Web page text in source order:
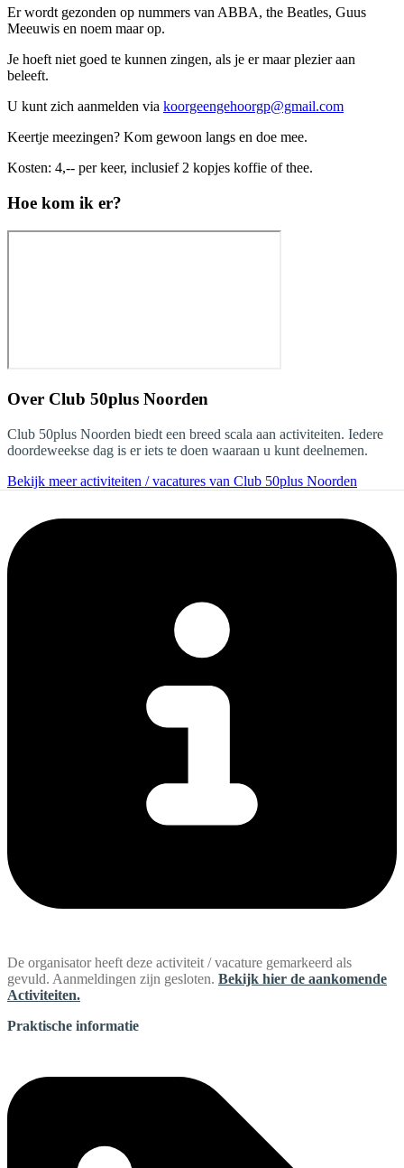
Er wordt gezonden op nummers van ABBA, the Beatles, Guus
Meeuwis en noem maar op.
Je hoeft niet goed te kunnen zingen, als je er maar plezier aan
beleeft.
U kunt zich aanmelden via koorgeengehoorgp@gmail.com
Keertje meezingen? Kom gewoon langs en doe mee.
Kosten: 4,-- per keer, inclusief 2 kopjes koffie of thee.
Hoe kom ik er?
Over Club 50plus Noorden
Club 50plus Noorden biedt een breed scala aan activiteiten. Iedere
doordeweekse dag is er iets te doen waaraan u kunt deelnemen.
Bekijk meer activiteiten / vacatures van Club 50plus Noorden
De organisator heeft deze activiteit / vacature gemarkeerd als
gevuld. Aanmeldingen zijn gesloten. Bekijk hier de aankomende
Activiteiten.
Praktische informatie